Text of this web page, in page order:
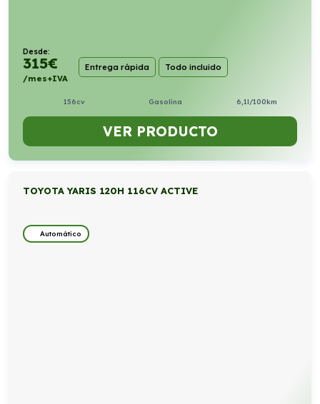
Desde:
315€
/mes+IVA
Entrega rápida Todo incluido
156cv Gasolina 6,1l/100km
VER PRODUCTO
TOYOTA YARIS 120H 116CV ACTIVE
Automático